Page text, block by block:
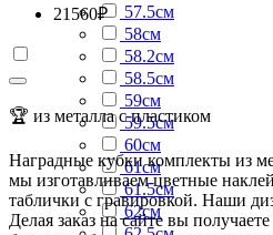
57.5см
58см
58.2см
58.5см
59см
59.5см
60см
61см
61.5см
62см
21560₽
🏆 из металла с пластиком
Наградные кубки комплекты из
мы изготавливаем цветные
таблички с гравировкой. Наши
Делая заказ на сайте вы